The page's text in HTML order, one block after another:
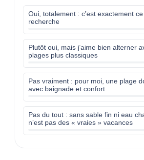
Oui, totalement : c’est exactement
recherche
Plutôt oui, mais j’aime bien alterner
plages plus classiques
Pas vraiment : pour moi, une plage
avec baignade et confort
Pas du tout : sans sable fin ni eau
n’est pas des « vraies » vacances